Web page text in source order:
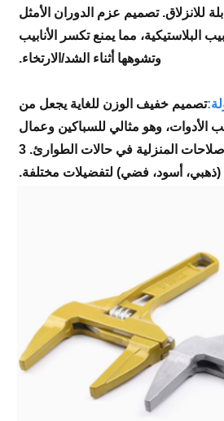
للانزلاق. تصميم عزم الدوران الأمثل
البلاستيكية، مما يمنع تكسر الأنابيب
وتشوهها أثناء الشد/الارتخاء.
تصميم خفيف الوزن للغاية يجعل من
الأدوات، وهو مثالي للسباكين وعمال
الأعمال اليدوية والإصلاحات المنزلية في حالات الطوارئ. 3
(ذهبي، أسود، فضي) لتفضيلات مختلفة.